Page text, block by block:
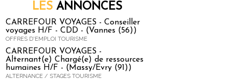
LES ANNONCES
CARREFOUR VOYAGES - Conseiller
voyages H/F - CDD - (Vannes (56))
OFFRES D'EMPLOI TOURISME
CARREFOUR VOYAGES -
Alternant(e) Chargé(e) de ressources
humaines H/F - (Massy/Evry (91))
ALTERNANCE / STAGES TOURISME